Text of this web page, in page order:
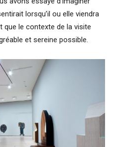
lorsqu’il ou elle viendra
le contexte de la visite
et sereine possible.